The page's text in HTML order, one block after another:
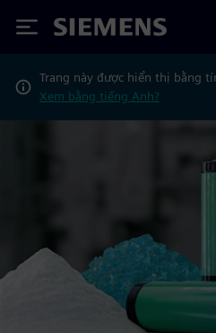
Siemens
Trang này được hiển thị bằng
Xem bằng tiếng Anh?